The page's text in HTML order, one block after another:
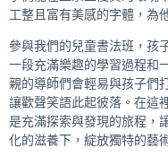
工整且富有美感的字體，為
參與我們的兒童書法班，孩
一段充滿樂趣的學習過程和
親的導師們會輕易與孩子們
讓歡聲笑語此起彼落。在這
是充滿探索與發現的旅程，
化的滋養下，綻放獨特的藝